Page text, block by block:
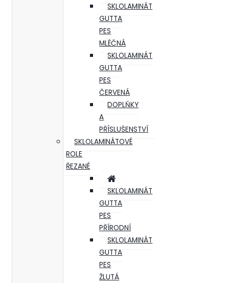
SKLOLAMINÁT
GUTTA
PES
MLÉČNÁ
SKLOLAMINÁT
GUTTA
PES
ČERVENÁ
DOPLŇKY
A
PŘÍSLUŠENSTVÍ
SKLOLAMINÁTOVÉ
ROLE
ŘEZANÉ
SKLOLAMINÁT
GUTTA
PES
PŘÍRODNÍ
SKLOLAMINÁT
GUTTA
PES
ŽLUTÁ